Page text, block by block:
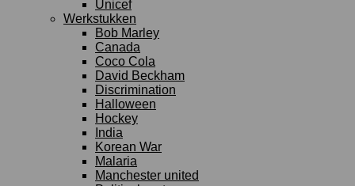
Unicef
Werkstukken
Bob Marley
Canada
Coco Cola
David Beckham
Discrimination
Halloween
Hockey
India
Korean War
Malaria
Manchester united